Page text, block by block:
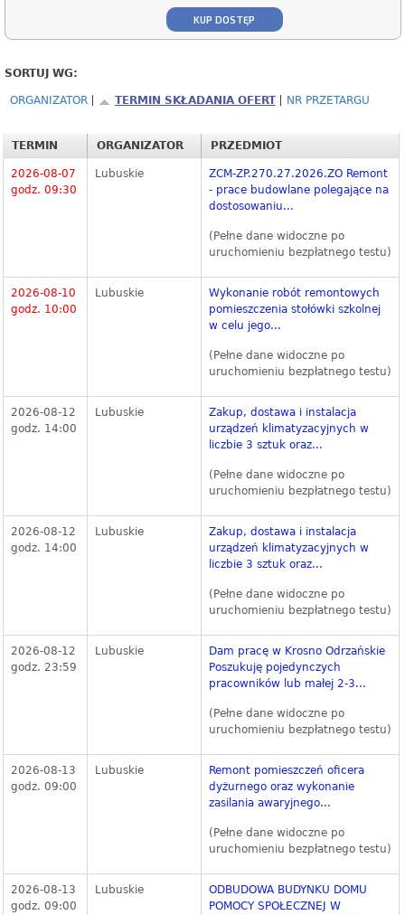
KUP DOSTĘP
SORTUJ WG:
ORGANIZATOR TERMIN SKŁADANIA OFERT NR PRZETARGU
TERMIN ORGANIZATOR PRZEDMIOT
2026-08-07
godz. 09:30
Lubuskie
ZCM-ZP.270.27.2026.ZO Remont
- prace budowlane polegające na
dostosowaniu...
(Pełne dane widoczne po
uruchomieniu bezpłatnego testu)
2026-08-10
godz. 10:00
Lubuskie
Wykonanie robót remontowych
pomieszczenia stołówki szkolnej
w celu jego...
(Pełne dane widoczne po
uruchomieniu bezpłatnego testu)
2026-08-12
godz. 14:00
Lubuskie
Zakup, dostawa i instalacja
urządzeń klimatyzacyjnych w
liczbie 3 sztuk oraz...
(Pełne dane widoczne po
uruchomieniu bezpłatnego testu)
2026-08-12
godz. 14:00
Lubuskie
Zakup, dostawa i instalacja
urządzeń klimatyzacyjnych w
liczbie 3 sztuk oraz...
(Pełne dane widoczne po
uruchomieniu bezpłatnego testu)
2026-08-12
godz. 23:59
Lubuskie
Dam pracę w Krosno Odrzańskie
Poszukuję pojedynczych
pracowników lub małej 2-3...
(Pełne dane widoczne po
uruchomieniu bezpłatnego testu)
2026-08-13
godz. 09:00
Lubuskie
Remont pomieszczeń oficera
dyżurnego oraz wykonanie
zasilania awaryjnego...
(Pełne dane widoczne po
uruchomieniu bezpłatnego testu)
2026-08-13
godz. 09:00
Lubuskie
ODBUDOWA BUDYNKU DOMU
POMOCY SPOŁECZNEJ W